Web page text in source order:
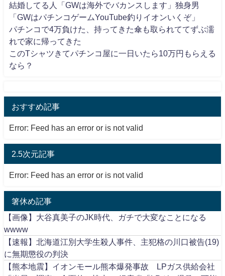
結婚してる人「GWは海外でバカンスします」独身男
「GWはパチンコゲームYouTube釣りイオンいくぞ」
パチンコで4万負けた、持ってきた傘も取られててずぶ濡
れで家に帰ってきた
このTシャツきてパチンコ屋に一日いたら10万円もらえる
なら？
おすすめ記事
Error: Feed has an error or is not valid
2.5次元記事
Error: Feed has an error or is not valid
箸休め記事
【画像】大谷真美子のJK時代、ガチで大変なことになる
wwww
【速報】北海道江別大学生殺人事件、主犯格の川口被告(19)
に無期懲役の判決
【熊本地震】イオンモール熊本爆発事故 LPガス供給会社